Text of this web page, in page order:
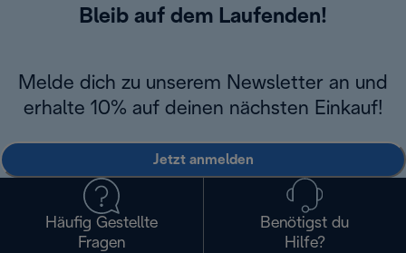
Bleib auf dem Laufenden!
Melde dich zu unserem Newsletter an und
erhalte 10% auf deinen nächsten Einkauf!
Jetzt anmelden
Häufig Gestellte
Fragen
Benötigst du
Hilfe?